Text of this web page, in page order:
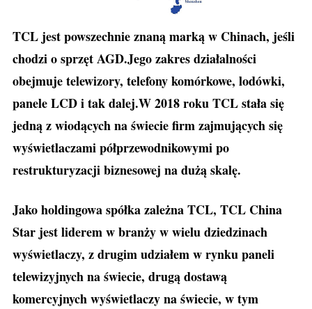
TCL jest powszechnie znaną marką w Chinach, jeśli
chodzi o sprzęt AGD.Jego zakres działalności
obejmuje telewizory, telefony komórkowe, lodówki,
panele LCD i tak dalej.W 2018 roku TCL stała się
jedną z wiodących na świecie firm zajmujących się
wyświetlaczami półprzewodnikowymi po
restrukturyzacji biznesowej na dużą skalę.
Jako holdingowa spółka zależna TCL, TCL China
Star jest liderem w branży w wielu dziedzinach
wyświetlaczy, z drugim udziałem w rynku paneli
telewizyjnych na świecie, drugą dostawą
komercyjnych wyświetlaczy na świecie, w tym